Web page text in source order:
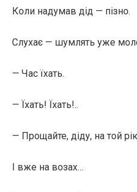
Коли надумав дід — пізно.
Слухає — шумлять уже
— Час їхать.
— Їхать! Їхать!..
— Прощайте, діду, на той
І вже на возах…